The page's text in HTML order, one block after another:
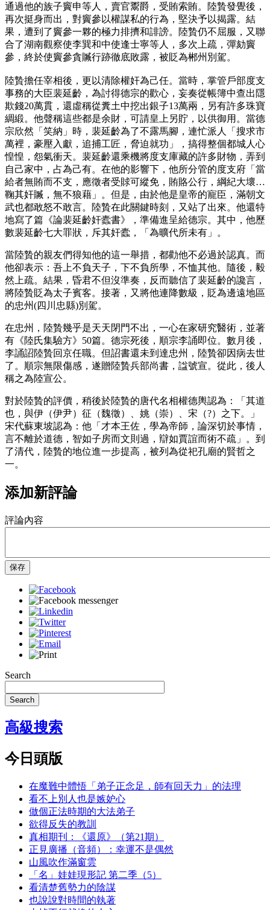
通過他的族子竇申等人，賣官鬻爵，受賄索賄。陸贄發覺後，
再次挺身而出，對竇參以權謀私的行為，堅決予以揭露。結
果，遭到了竇參一夥的極力排擠和誹謗。陸贄仍不屈服，又聯
合了湖南觀察使李巽和中使逢士寧等人，多次上疏，彈劾竇
參，終於使竇參貪贓行跡徹底敗露，被貶為郴州別駕。
陸贄擔任宰相後，更以清除權奸為己任。當時，掌管戶部度支
事務的大臣裴延齡，為討得德宗的歡心，妄奏從帳簿中查出隱
欺錢20萬貫，還虛稱從糞土中挖出銀子13萬兩，另有許多珠寶
綢緞。他聲稱這些都是余財，可請皇上另貯，以供御用。當德
宗欣然「笑納」時，裴延齡為了不露馬腳，連忙派人「搜求市
萬裡，豪壓入獻，追捕工匠，脅迫就功」，搞得整個都城人心
惶惶，怨氣衝天。裴延齡還乘機將度支庫藏的許多財物，弄到
自己家中，占為己有。在他的影響下，他所分管的度支府「當
給者無賄而不支，應徵者受賕可縱免，賄賂公行，綱紀大壞…
鞠其奸贓，無不狼藉」。但是，由於他是皇帝的寵臣，滿朝文
武也都敢怒不敢言。陸贄在此關鍵時刻，又站了出來。他還特
地寫了篇《論裴延齡奸蠹書》，準備進呈給德宗。其中，他歷
數裴延齡七大罪狀，斥其奸蠹，「為曠代所未有」。
當陸贄的親友們得知他的這一舉措，都勸他不必過於認真。而
他卻表示：吾上不負天子，下不負所學，不恤其他。隨後，毅
然上疏。結果，昏君不但沒準奏，反而聽信了裴延齡的讒言，
將陸贄貶為太子賓客。接著，又將他連降數級，貶為邊遠地區
的忠州(四川忠縣)別駕。
在忠州，陸贄幾乎是天天閉門不出，一心在家研究醫術，並著
有《陸氏集驗方》50篇。德宗死後，順宗李誦即位。數月後，
李誦詔陸贄回京任職。但詔書還未到達忠州，陸贄卻因病去世
了。順宗無限傷感，遂贈陸贄兵部尚書，諡號宣。從此，後人
稱之為陸宣公。
對於陸贄的評價，稍後於陸贄的唐代名相權德輿認為：「其道
也，與伊（伊尹）征（魏徵）、姚（崇）、宋（?）之下。」
宋代蘇東坡認為：他「才本王佐，學為帝師，論深切於事情，
言不離於道德，智如子房而文則過，辯如賈誼而術不疏」。到
了清代，陸贄的地位進一步提高，被列為從祀孔廟的賢哲之
一。
添加新評論
評論內容
保存
Search
Search
高級搜索
今日頭版
在魔難中體悟「弟子正念足，師有回天力」的法理
看不上別人也是嫉妒心
做個正法時期的大法弟子
欲得反失的教訓
真相期刊：《還原》（第21期）
正見廣播（音頻）：幸運不是偶然
山風吹作滿窗雲
「名」娃娃現形記 第二季（5）
看清楚舊勢力的陰謀
也說說對時間的執著